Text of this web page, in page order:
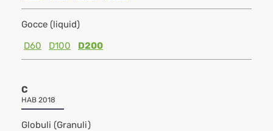
Gocce (liquid)
D60
D100 D200
C
HAB 2018
Globuli (Granuli)